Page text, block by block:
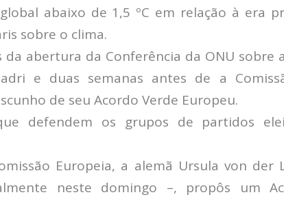
abaixo de 1,5 ºC em relação à era
sobre o clima.
abertura da Conferência da ONU sobre
e duas semanas antes de a
de seu Acordo Verde Europeu.
defendem os grupos de partidos
Europeia, a alemã Ursula von der
neste domingo –, propôs um